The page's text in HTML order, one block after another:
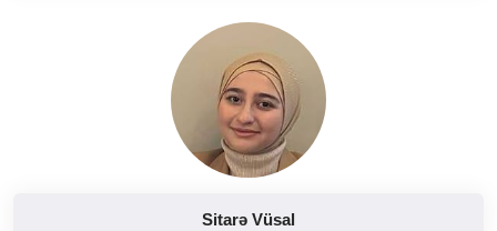
Sitarə Vüsal